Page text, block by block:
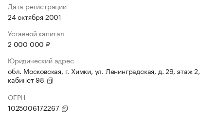
Дата регистрации
24 октября 2001
Уставной капитал
2 000 000 ₽
Юридический адрес
обл. Московская, г. Химки, ул. Ленинградская, д. 29, этаж 2,
кабинет 98
ОГРН
1025006172267